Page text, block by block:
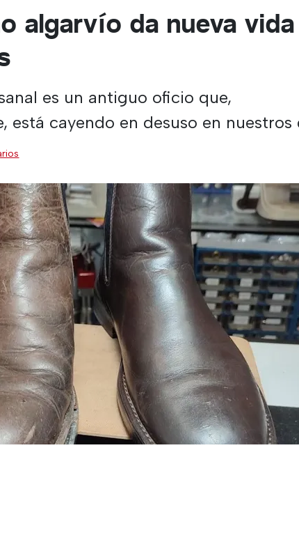
algarvío da nueva
es un antiguo oficio que,
está cayendo en desuso en nuestros